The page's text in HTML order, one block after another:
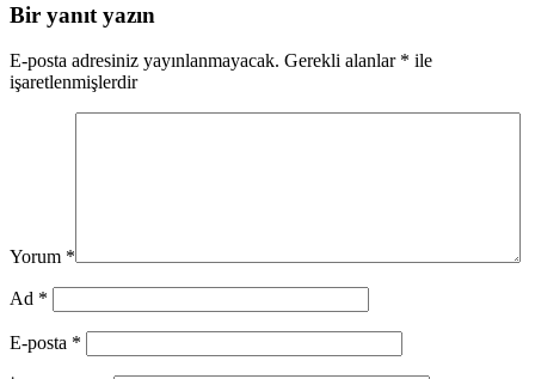
Bir yanıt yazın
E-posta adresiniz yayınlanmayacak. Gerekli alanlar * ile
işaretlenmişlerdir
Yorum *
Ad *
E-posta *